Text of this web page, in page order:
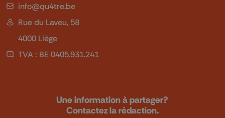
info@qu4tre.be
Rue du Laveu, 58
4000 Liège
TVA : BE 0405.931.241
Une information à partager?
Contactez la rédaction.